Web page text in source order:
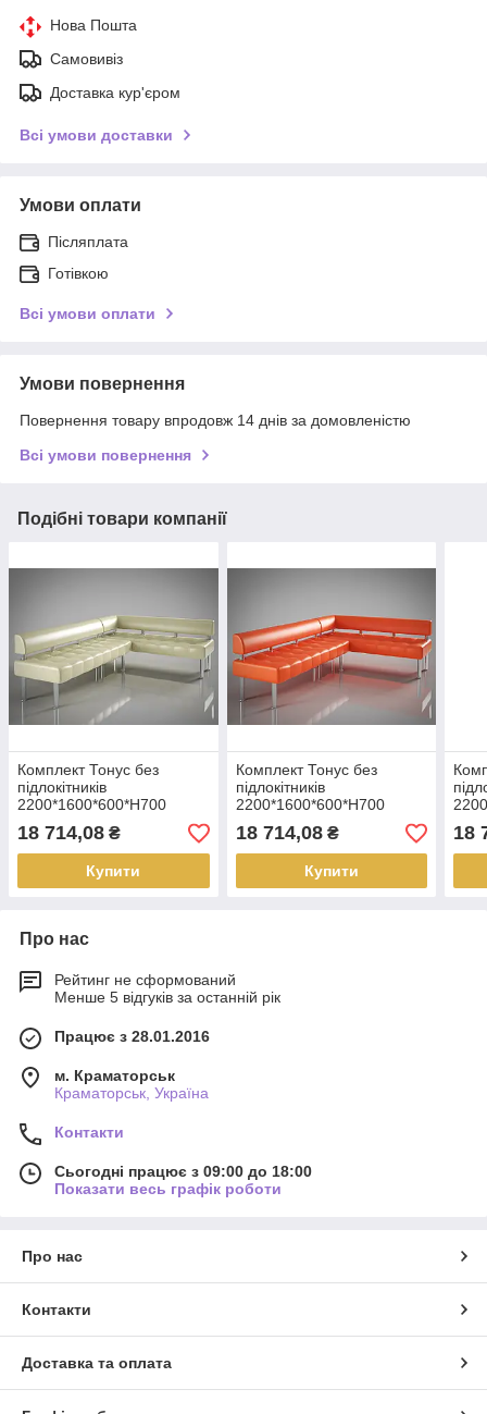
Нова Пошта
Самовивіз
Доставка кур'єром
Всі умови доставки
Умови оплати
Післяплата
Готівкою
Всі умови оплати
Умови повернення
Повернення товару впродовж 14 днів за домовленістю
Всі умови повернення
Подібні товари компанії
Комплект Тонус без
підлокітників
2200*1600*600*Н700
18 714,08 ₴
Купити
Комплект Тонус без
підлокітників
2200*1600*600*Н700
18 714,08₴
Купити
18
Про нас
Рейтинг не сформований
Менше 5 відгуків за останній рік
Працює з 28.01.2016
м. Краматорськ
Краматорськ, Україна
Контакти
Сьогодні працює з 09:00 до 18:00
Показати весь графік роботи
Про нас
Контакти
Доставка та оплата